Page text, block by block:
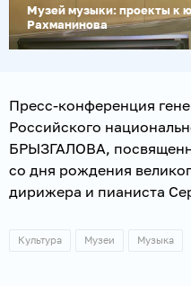
Музей музыки: проекты к
Рахманинова
Пресс-конференция
Российского
БРЫЗГАЛОВА,
со дня рождения
дирижера и пианиста
Культура Музеи Музыка